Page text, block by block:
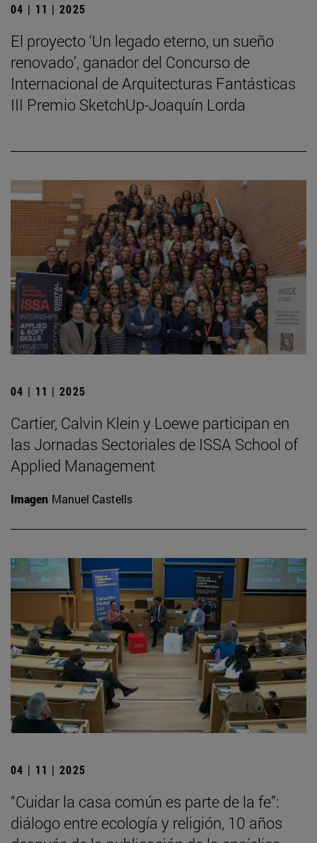
04 | 11 | 2025
El proyecto ‘Un legado eterno, un sueño
renovado’, ganador del Concurso de
Internacional de Arquitecturas Fantásticas
III Premio SketchUp-Joaquín Lorda
04 | 11 | 2025
Cartier, Calvin Klein y Loewe participan en
las Jornadas Sectoriales de ISSA School of
Applied Management
Imagen Manuel Castells
04 | 11 | 2025
“Cuidar la casa común es parte de la fe”:
diálogo entre ecología y religión, 10 años